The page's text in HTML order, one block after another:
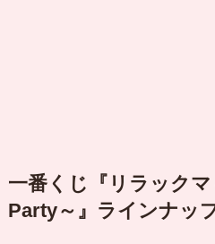
一番くじ『リラック
Party～』ラインナッ